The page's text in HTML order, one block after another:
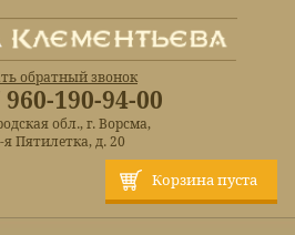
Корзина пуста
обратный звонок
960-190-94-00
обл., г. Ворсма,
я Пятилетка, д. 20